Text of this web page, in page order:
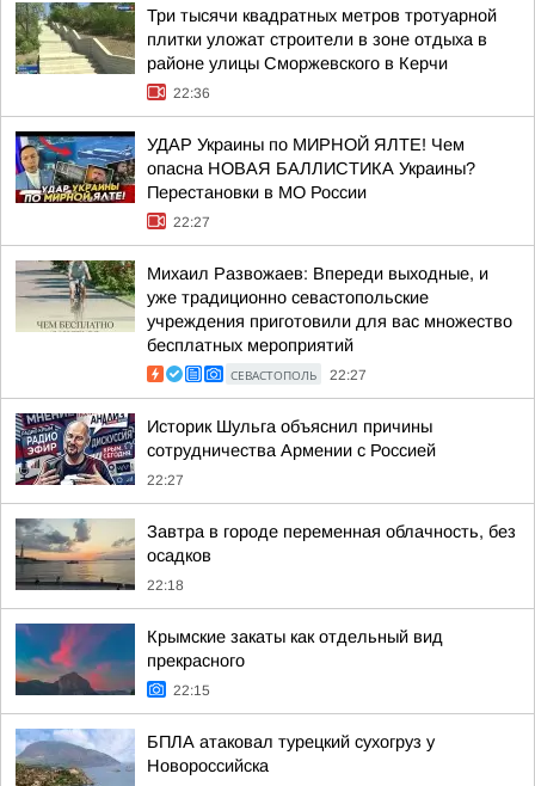
Три тысячи квадратных метров тротуарной
плитки уложат строители в зоне отдыха в
районе улицы Сморжевского в Керчи
22:36
УДАР Украины по МИРНОЙ ЯЛТЕ! Чем
опасна НОВАЯ БАЛЛИСТИКА Украины?
Перестановки в МО России
22:27
Михаил Развожаев: Впереди выходные, и
уже традиционно севастопольские
учреждения приготовили для вас множество
бесплатных мероприятий
СЕВАСТОПОЛЬ 22:27
Историк Шульга объяснил причины
сотрудничества Армении с Россией
22:27
Завтра в городе переменная облачность, без
осадков
22:18
Крымские закаты как отдельный вид
прекрасного
22:15
БПЛА атаковал турецкий сухогруз у
Новороссийска